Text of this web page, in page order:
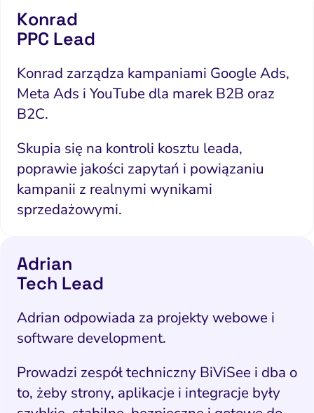
Konrad
PPC Lead
Konrad zarządza kampaniami Google Ads,
Meta Ads i YouTube dla marek B2B oraz
B2C.
Skupia się na kontroli kosztu leada,
poprawie jakości zapytań i powiązaniu
kampanii z realnymi wynikami
sprzedażowymi.
Adrian
Tech Lead
Adrian odpowiada za projekty webowe i
software development.
Prowadzi zespół techniczny BiViSee i dba o
to, żeby strony, aplikacje i integracje były